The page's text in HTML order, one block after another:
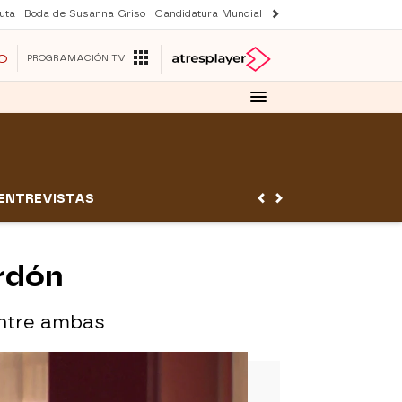
Boda de Susanna Griso Candidatura Mundial 2030
PROGRAMACIÓN TV
ambas